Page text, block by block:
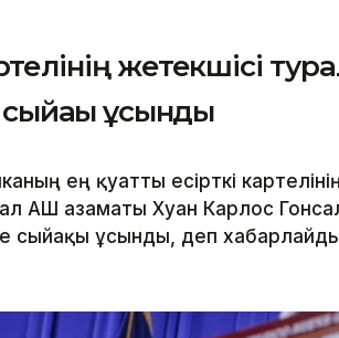
жетекшісі
ұсынды
ең қуатты есірткі
АҚШ азаматы Хуан Карлос
сыйақы ұсынды, деп